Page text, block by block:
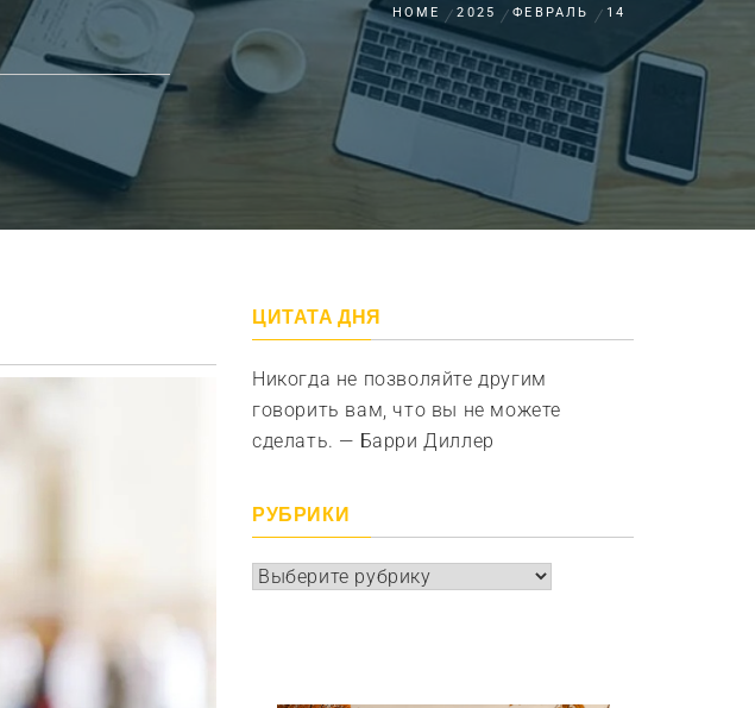
HOME 2025 ФЕВРАЛЬ 14
ЦИТАТА ДНЯ
Никогда не позволяйте другим
говорить вам, что вы не можете
сделать. — Барри Диллер
РУБРИКИ
Рубрики